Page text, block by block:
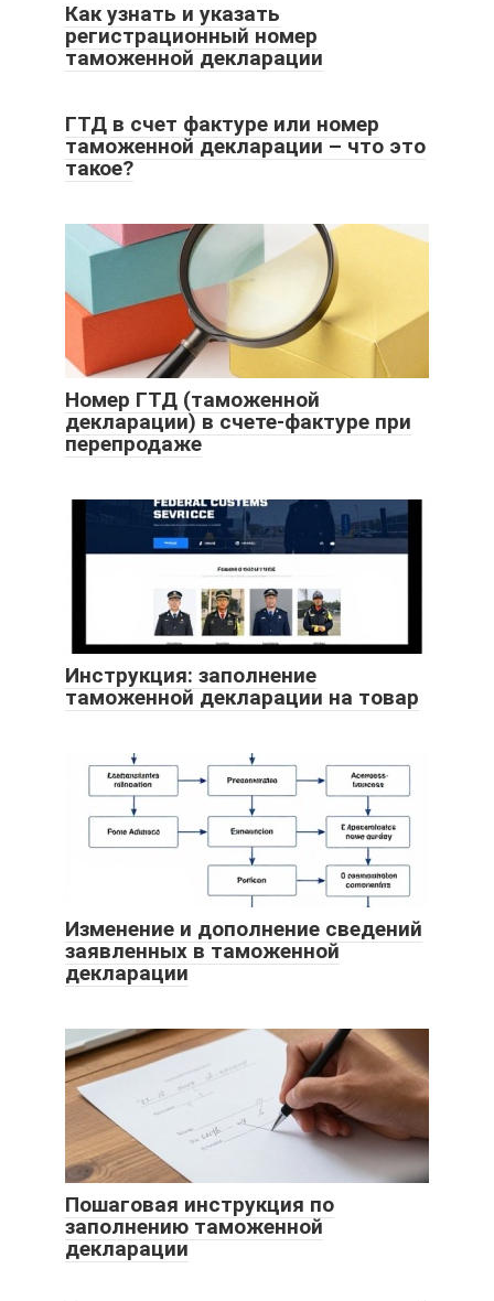
Как узнать и указать
регистрационный номер
таможенной декларации
ГТД в счет фактуре или номер
таможенной декларации – что это
такое?
Номер ГТД (таможенной
декларации) в счете-фактуре при
перепродаже
Инструкция: заполнение
таможенной декларации на товар
Изменение и дополнение сведений
заявленных в таможенной
декларации
Пошаговая инструкция по
заполнению таможенной
декларации